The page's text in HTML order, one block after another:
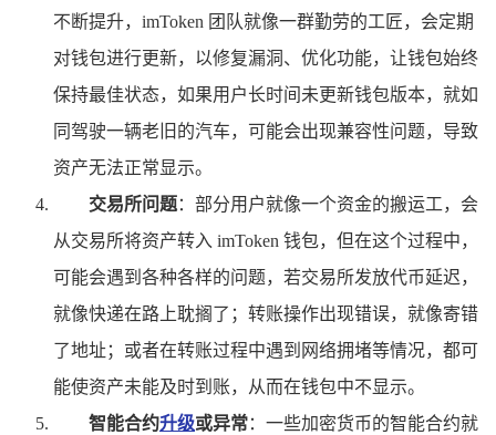
不断提升，imToken 团队就像一群勤劳的工匠，会定期
对钱包进行更新，以修复漏洞、优化功能，让钱包始终
保持最佳状态，如果用户长时间未更新钱包版本，就如
同驾驶一辆老旧的汽车，可能会出现兼容性问题，导致
资产无法正常显示。
交易所问题：部分用户就像一个资金的搬运工，会
从交易所将资产转入 imToken 钱包，但在这个过程中，
可能会遇到各种各样的问题，若交易所发放代币延迟，
就像快递在路上耽搁了；转账操作出现错误，就像寄错
了地址；或者在转账过程中遇到网络拥堵等情况，都可
能使资产未能及时到账，从而在钱包中不显示。
智能合约升级或异常：一些加密货币的智能合约就